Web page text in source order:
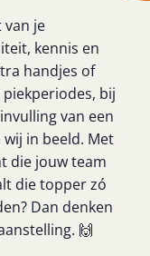
van je
kennis en
handjes of
bij
van een
in beeld. Met
die jouw team
die topper zó
Dan denken
🙌